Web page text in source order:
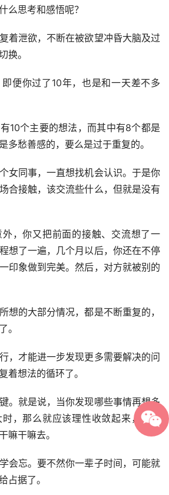
么思考和感悟呢？
着泄欲，不断在被欲望冲昏大脑及过
换。
便你过了10年，也是和一天差不多
10个主要的想法，而其中有8个都是
多愁善感的，要么是过于重复的。
女同事，一直想找机会认识。于是你
合接触，该交流些什么，但就是没有
，你又把前面的接触、交流想了一
想了一遍，几个月以后，你还在不停
印象做到完美。然后，对方就被别的
想的大部分情况，都是不断重复的，
。
，才能进一步发现更多需要解决的问
着想法的循环了。
。就是说，当你发现哪些事情再想多
，那么就应该理性收敛起来，忘掉
嘛干嘛去。
会忘。要不然你一辈子时间，可能就
占据了。